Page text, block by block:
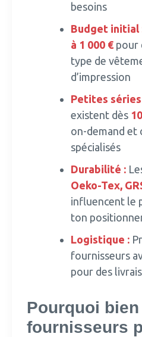
besoins
Budget initial
à 1 000 € pour
type de
d’impression
Petites séries
existent dès
on-demand et
spécialisés
Durabilité :
Oeko-Tex,
influencent le
ton
Logistique :
fournisseurs
pour des
Pourquoi
fournisseurs